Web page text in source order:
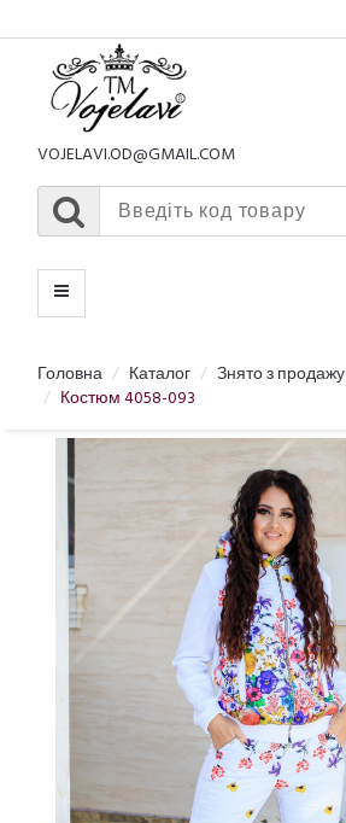
VOJELAVI.OD@GMAIL.COM
МЕНЮ
Головна Каталог
Знято з продажу
Костюм 4058-093